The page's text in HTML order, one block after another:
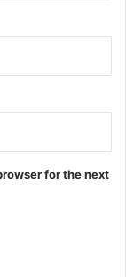
for the next